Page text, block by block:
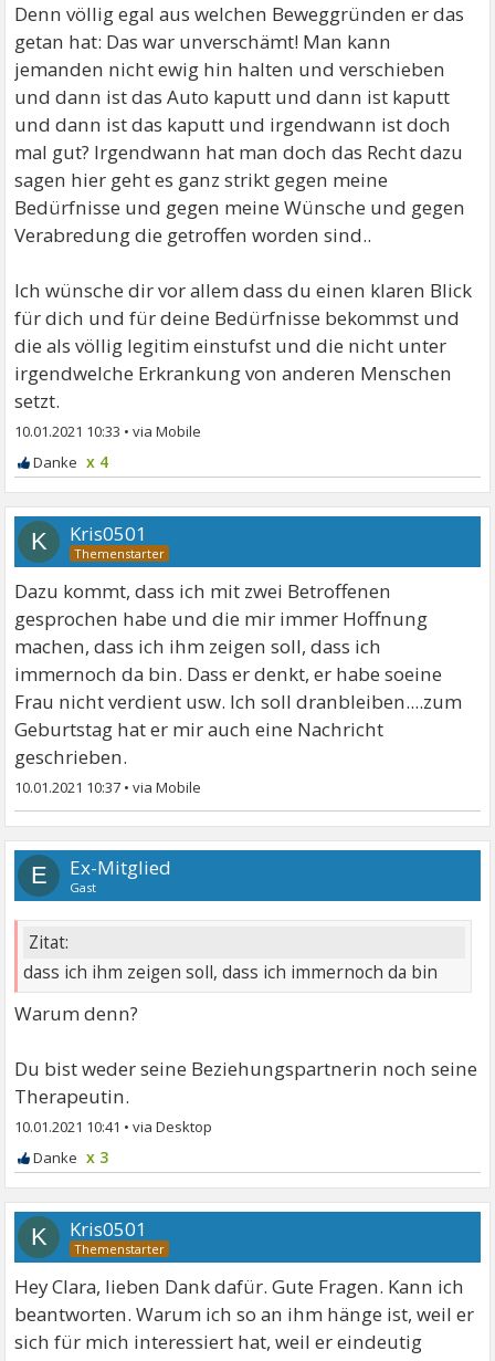
Denn völlig egal aus welchen Beweggründen er das
getan hat: Das war unverschämt! Man kann
jemanden nicht ewig hin halten und verschieben
und dann ist das Auto kaputt und dann ist kaputt
und dann ist das kaputt und irgendwann ist doch
mal gut? Irgendwann hat man doch das Recht dazu
sagen hier geht es ganz strikt gegen meine
Bedürfnisse und gegen meine Wünsche und gegen
Verabredung die getroffen worden sind..
Ich wünsche dir vor allem dass du einen klaren Blick
für dich und für deine Bedürfnisse bekommst und
die als völlig legitim einstufst und die nicht unter
irgendwelche Erkrankung von anderen Menschen
setzt.
10.01.2021 10:33 •
x 4
K Kris0501
Dazu kommt, dass ich mit zwei Betroffenen
gesprochen habe und die mir immer Hoffnung
machen, dass ich ihm zeigen soll, dass ich
immernoch da bin. Dass er denkt, er habe soeine
Frau nicht verdient usw. Ich soll dranbleiben....zum
Geburtstag hat er mir auch eine Nachricht
geschrieben.
10.01.2021 10:37 •
E Ex-Mitglied
Gast
Zitat:
dass ich ihm zeigen soll, dass ich immernoch da bin
Warum denn?
Du bist weder seine Beziehungspartnerin noch seine
Therapeutin.
10.01.2021 10:41 •
x 3
K Kris0501
Hey Clara, lieben Dank dafür. Gute Fragen. Kann ich
beantworten. Warum ich so an ihm hänge ist, weil er
sich für mich interessiert hat, weil er eindeutig